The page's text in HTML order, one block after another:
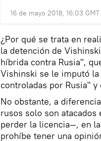
16 de mayo 2018, 16:03 GMT
¿Por qué se trata en
la detención de
híbrida contra Rusia",
Vishinski se le imputó
controladas por Rusia"
No obstante, a
rusos solo son atacados
perder la licencia—, en
prohíbe tener una